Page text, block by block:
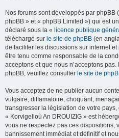
Nos forums sont développés par phpBB
phpBB » et « phpBB Limited ») qui est
déclaré sous la « licence publique
téléchargé sur le site de phpBB (en
de faciliter les discussions sur internet
être tenu comme responsable de la
acceptons et que nous n’acceptons
phpBB, veuillez consulter le site de
Vous acceptez de ne publier aucun
vulgaire, diffamatoire, choquant,
transgresser la législation de votre
« Korvigelloù An DROUIZIG » est
vous ne respectez pas ces dispositions,
bannissement immédiat et définitif et